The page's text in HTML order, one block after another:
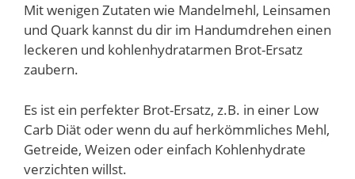
Mit wenigen Zutaten wie Mandelmehl, Leinsamen
und Quark kannst du dir im Handumdrehen einen
leckeren und kohlenhydratarmen Brot-Ersatz
zaubern.
Es ist ein perfekter Brot-Ersatz, z.B. in einer Low
Carb Diät oder wenn du auf herkömmliches Mehl,
Getreide, Weizen oder einfach Kohlenhydrate
verzichten willst.